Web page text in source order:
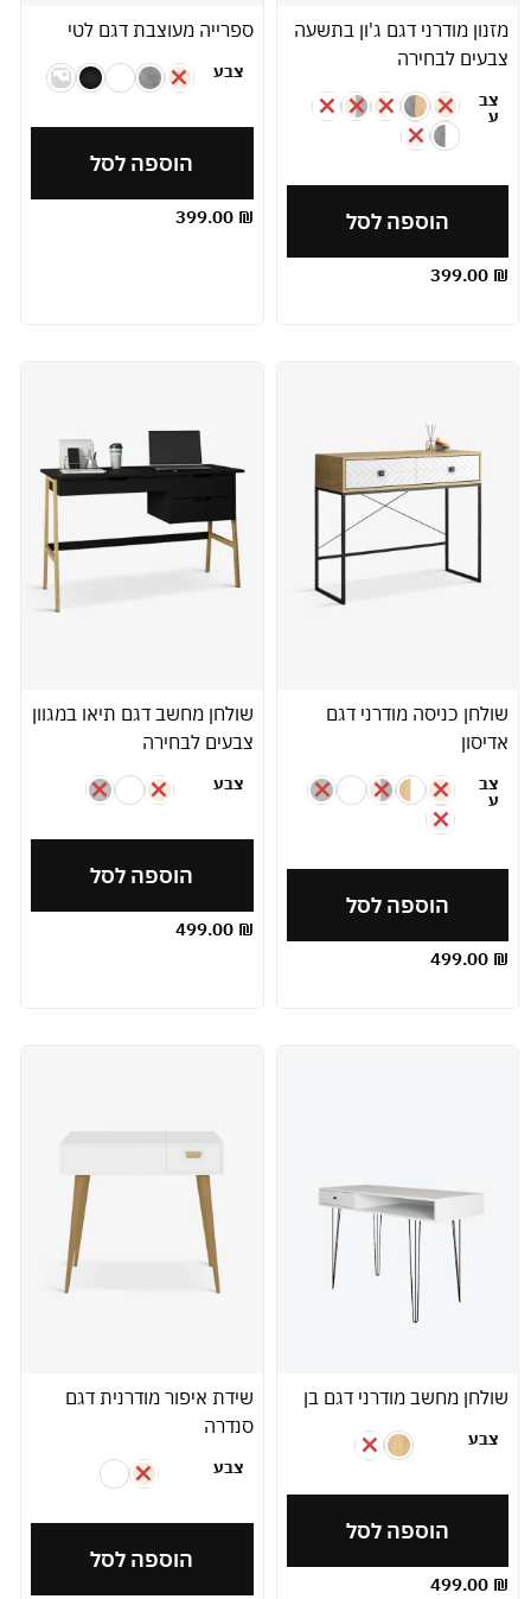
399.00 ₪
מזנון מודרני דגם ג'ון בתשעה
צבעים לבחירה
צב
ע
הוספה לסל 399.00 ₪
ספרייה מעוצבת דגם לטי
צבע
הוספה לסל
499.00 ₪
שולחן כניסה מודרני דגם
אדיסון
צב
ע
הוספה לסל
499.00 ₪
שולחן מחשב דגם תיאו במגוון
צבעים לבחירה
צבע
הוספה לסל
499.00 ₪
שולחן מחשב מודרני דגם בן
צבע
הוספה לסל
שידת איפור מודרנית דגם
סנדרה
צבע
הוספה לסל